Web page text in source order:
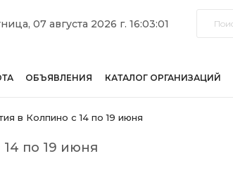
07 августа 2026 г. 16:03:01
ОБЪЯВЛЕНИЯ КАТАЛОГ ОРГАНИЗАЦИЙ
в Колпино с 14 по 19 июня
по 19 июня